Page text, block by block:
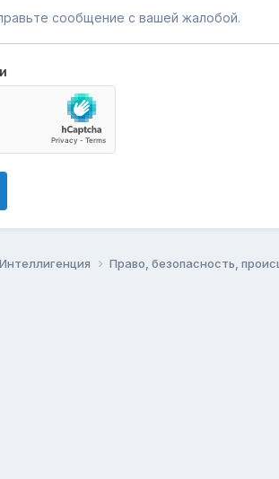
сообщение с вашей жалобой.
Право, безопасность,